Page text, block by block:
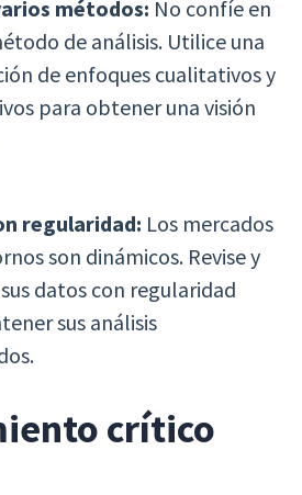
métodos: No confíe en
de análisis. Utilice una
de enfoques cualitativos y
para obtener una visión
regularidad: Los mercados
son dinámicos. Revise y
datos con regularidad
sus análisis
crítico